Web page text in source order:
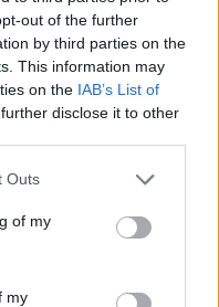
out of the further
by third parties on the
This information may
on the IAB’s List of
disclose it to other
Outs
of my
my